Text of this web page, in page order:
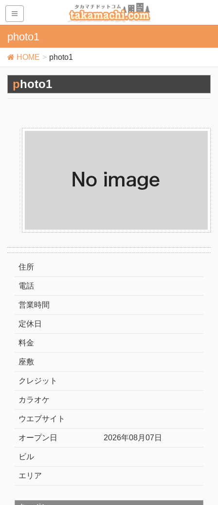
photo1
HOME photo1
photo1
住所
電話
営業時間
定休日
料金
座敷
クレジット
カラオケ
ウエブサイト
オープン日 2026年08月07日
ビル
エリア